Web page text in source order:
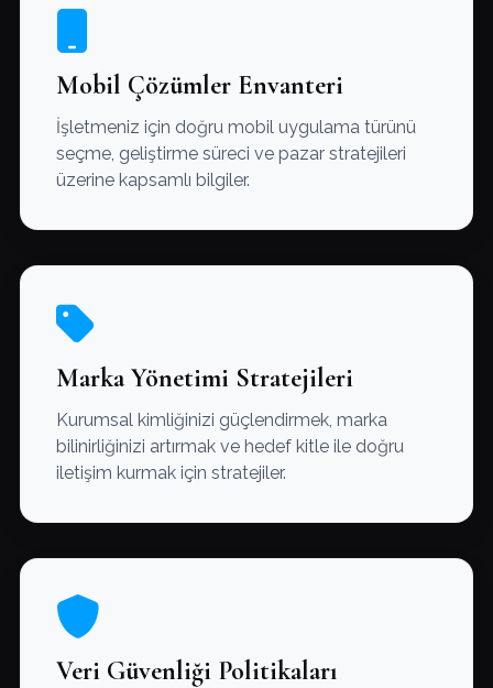
Mobil Çözümler Envanteri
İşletmeniz için doğru mobil uygulama türünü
seçme, geliştirme süreci ve pazar stratejileri
üzerine kapsamlı bilgiler.
Marka Yönetimi Stratejileri
Kurumsal kimliğinizi güçlendirmek, marka
bilinirliğinizi artırmak ve hedef kitle ile doğru
iletişim kurmak için stratejiler.
Veri Güvenliği Politikaları